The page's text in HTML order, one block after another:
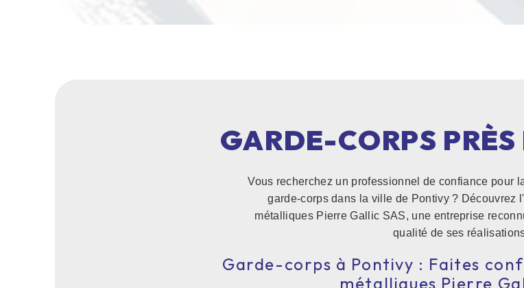
GARDE-CORPS
Vous recherchez un professionnel de confiance pour
garde-corps dans la ville de Pontivy ? Découvrez
métalliques Pierre Gallic SAS, une entreprise
qualité de ses
Garde-corps à Pontivy : Faites
métalliques Pierre